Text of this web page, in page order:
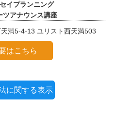
イプランニング
ツアナウンス講座
満5-4-13 ユリスト西天満503
はこちら
に関する表示